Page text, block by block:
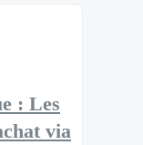
: Les
via